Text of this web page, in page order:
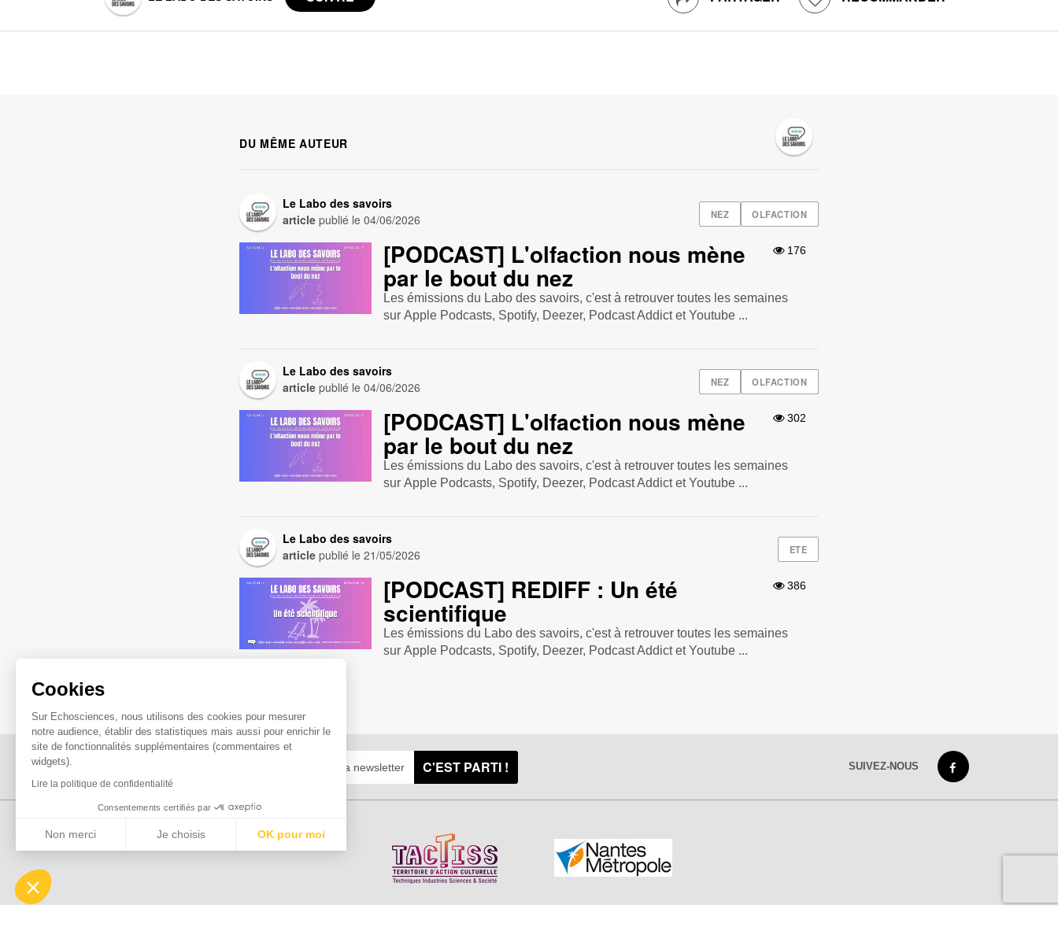
Cookies
Sur Echosciences, nous utilisons des cookies pour mesurer
notre audience, établir des statistiques mais aussi pour enrichir le
site de fonctionnalités supplémentaires (commentaires et
widgets).
Lire la politique de confidentialité
Consentements certifiés par
Non merci Je choisis OK pour moi
Plateforme de Gestion du Consentement : Personnalisez vos Options
Notre plateforme vous permet d'adapter et de gérer vos paramètres de confidentialité, en garantissant la conformité avec les réglementations. Personnalisez vos préférences pour
DU MÊME AUTEUR
NEZ OLFACTION
Le Labo des savoirs
article publié le04/06/2026
176
[PODCAST] L'olfaction nous mène
par le bout du nez
Les émissions du Labo des savoirs, c'est à retrouver toutes les semaines
sur Apple Podcasts , Spotify , Deezer , Podcast Addict et Youtube ...
NEZ OLFACTION
Le Labo des savoirs
article publié le04/06/2026
302
[PODCAST] L'olfaction nous mène
par le bout du nez
Les émissions du Labo des savoirs, c'est à retrouver toutes les semaines
sur Apple Podcasts , Spotify , Deezer , Podcast Addict et Youtube ...
ETE
Le Labo des savoirs
article publié le21/05/2026
386
[PODCAST] REDIFF : Un été
scientifique
Les émissions du Labo des savoirs, c'est à retrouver toutes les semaines
sur Apple Podcasts , Spotify , Deezer , Podcast Addict et Youtube ...
C'EST PARTI ! SUIVEZ-NOUS